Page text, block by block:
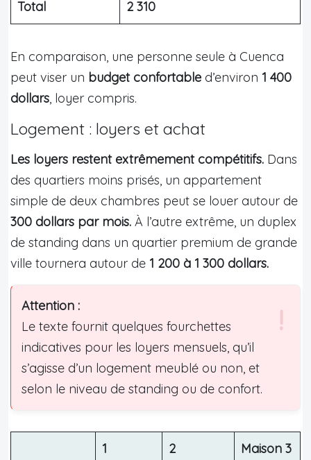
Total 2 310
En comparaison, une personne seule à Cuenca
peut viser un budget confortable d’environ 1 400
dollars, loyer compris.
Logement : loyers et achat
Les loyers restent extrêmement compétitifs. Dans
des quartiers moins prisés, un appartement
simple de deux chambres peut se louer autour de
300 dollars par mois. À l’autre extrême, un duplex
de standing dans un quartier premium de grande
ville tournera autour de 1 200 à 1 300 dollars.
Attention :
Le texte fournit quelques fourchettes
indicatives pour les loyers mensuels, qu’il
s’agisse d’un logement meublé ou non, et
selon le niveau de standing ou de confort.
1
2
Maison 3